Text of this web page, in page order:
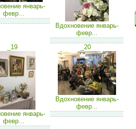
январь-
февр...
Вдохновение январь-
февр...
_19
январь-
февр...
_20
Вдохновение январь-
февр...